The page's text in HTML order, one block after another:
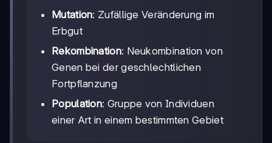
Mutation: Zufällige Veränderung im
Erbgut
Rekombination: Neukombination von
Genen bei der geschlechtlichen
Fortpflanzung
Population: Gruppe von Individuen
einer Art in einem bestimmten Gebiet